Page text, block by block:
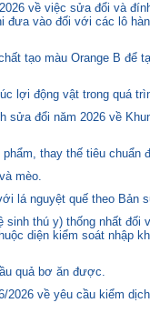
về việc sửa đổi và
vào đối với các lô
tạo màu Orange B để
lợi động vật trong quá
đổi năm 2026 về
thay thế tiêu chuẩn
mèo.
lá nguyệt quế theo Bản
thú y) thống nhất
diện kiểm soát nhập
quả bơ ăn được.
2026 về yêu cầu kiểm